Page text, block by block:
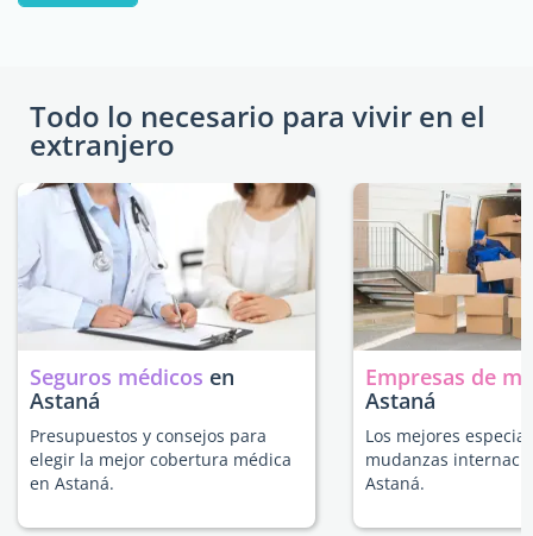
Todo lo necesario para vivir en el
extranjero
Seguros médicos en
Astaná
Presupuestos y consejos para
elegir la mejor cobertura médica
en Astaná.
Empresas de
Astaná
Los mejores
mudanzas
Astaná.